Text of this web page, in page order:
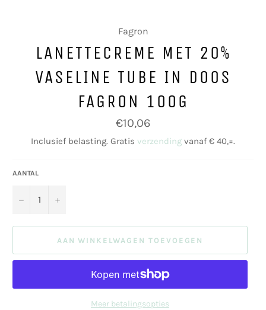
Fagron
LANETTECREME MET 20%
VASELINE TUBE IN DOOS
FAGRON 100G
Normale
prijs
€10,06
Inclusief belasting. Gratis verzending vanaf € 40,=.
AANTAL
− +
AAN WINKELWAGEN TOEVOEGEN
Meer betalingsopties